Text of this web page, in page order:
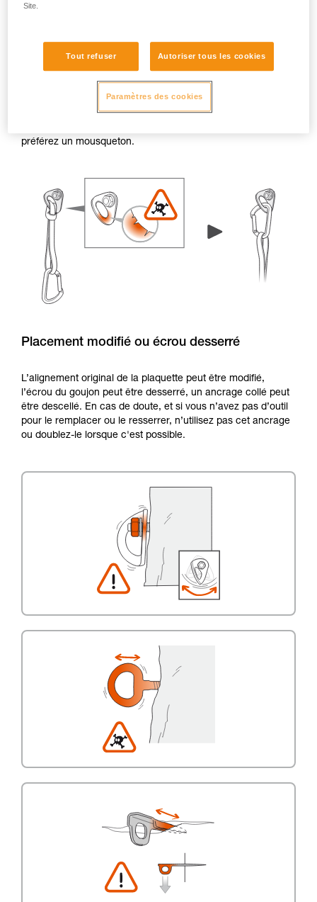
Lorsque le rebord d’une plaquette ou d’un piton présente
des bavures ou des arêtes vives, les trous de connexion
peuvent endommager les éléments textiles (comme une
sangle ou une cordelette). En cas de doute, évitez de
préférez un mousqueton.
Placement modifié ou écrou desserré
L’alignement original de la plaquette peut être modifié,
l’écrou du goujon peut être desserré, un ancrage collé peut
être descellé. En cas de doute, et si vous n’avez pas d’outil
pour le remplacer ou le resserrer, n’utilisez pas cet ancrage
ou doublez-le lorsque c'est possible.
Site.
Tout refuser Autoriser tous les cookies
Paramètres des cookies